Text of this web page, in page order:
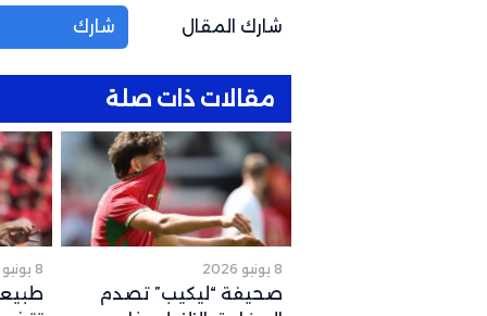
شارك المقال شارك
مقالات ذات صلة
8 يونيو 2026
صحيفة “ليكيب” تصدم
8 يونيو 2026